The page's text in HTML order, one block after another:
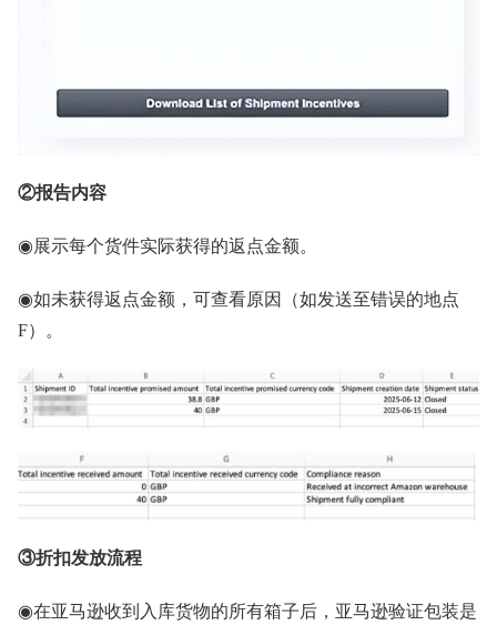
②报告内容
◉展示每个货件实际获得的返点金额。
◉如未获得返点金额，可查看原因（如发送至错误的地点
F）。
③折扣发放流程
◉在亚马逊收到入库货物的所有箱子后，亚马逊验证包装是